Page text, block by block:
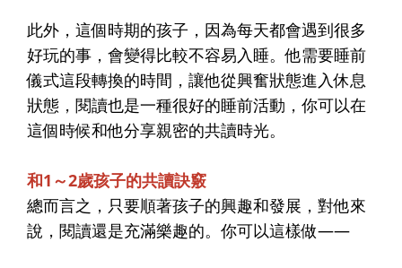
此外，這個時期的孩子，因為每天都會遇到很多
好玩的事，會變得比較不容易入睡。他需要睡前
儀式這段轉換的時間，讓他從興奮狀態進入休息
狀態，閱讀也是一種很好的睡前活動，你可以在
這個時候和他分享親密的共讀時光。
和1～2歲孩子的共讀訣竅
總而言之，只要順著孩子的興趣和發展，對他來
說，閱讀還是充滿樂趣的。你可以這樣做——